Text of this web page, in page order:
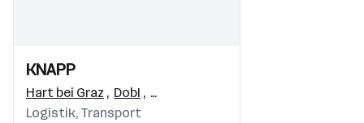
Videos
Einblicke
Einblicke
KNAPP
Hart bei Graz , Dobl , Raaba-Grambach
Logistik, Transport